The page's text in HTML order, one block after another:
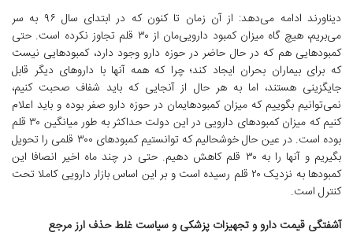
دیناورند ادامه می‌دهد: از آن زمان تا کنون که در ابتدای سال ۹۶ به سر
می‌بریم، هیچ گاه میزان کمبود دارویی‌مان از ۳۰ قلم تجاوز نکرده است. حتی
کمبودهایی هم که در حال حاضر در حوزه دارو وجود دارد، کمبودهایی نیست
که برای بیماران بحران ایجاد کند؛ چرا که همه آنها با داروهای دیگر قابل
جایگزینی هستند، اما به هر حال از آنجایی که باید شفاف صحبت کنیم،
نمی‌توانیم بگوییم که میزان کمبودهایمان در حوزه دارو صفر بوده و باید اعلام
کنیم که میزان کمبودهای دارویی در این دولت حداکثر به طور میانگین ۳۰ قلم
بوده است. در عین حال خوشحالیم که توانستیم کمبودهای ۳۰۰ قلمی را تحویل
بگیریم و آنها را به ۳۰ قلم کاهش دهیم. حتی در چند ماه اخیر انصافا این
کمبودها به نزدیک ۲۰ قلم رسیده است و بر این اساس بازار دارویی کاملا تحت
کنترل است.
آشفتگی قیمت دارو و تجهیزات پزشکی و سیاست غلط حذف ارز مرجع